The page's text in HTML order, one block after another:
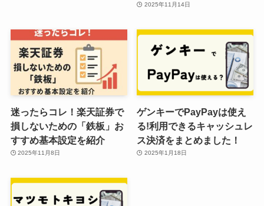
2025年11月14日
迷ったらコレ！楽天証券で
損しないための「鉄板」お
すすめ基本設定を紹介
2025年11月8日
ゲンキーでPayPayは使え
る!利用できるキャッシュレ
ス決済をまとめました！
2025年1月18日